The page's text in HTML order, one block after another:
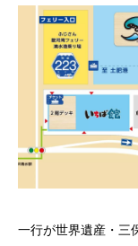
一行が世界遺産・三